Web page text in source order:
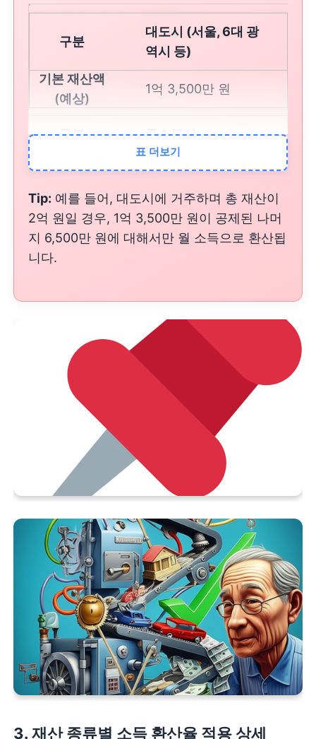
대도시 (서울, 6대 광
역시 등)
1억 3,500만 원
중소도시
8,500만 원
농어촌
표 더보기
Tip: 예를 들어, 대도시에 거주하며 총 재산이
2억 원일 경우, 1억 3,500만 원이 공제된 나머
지 6,500만 원에 대해서만 월 소득으로 환산됩
니다.
3. 재산 종류별 소득 환산율 적용 상세